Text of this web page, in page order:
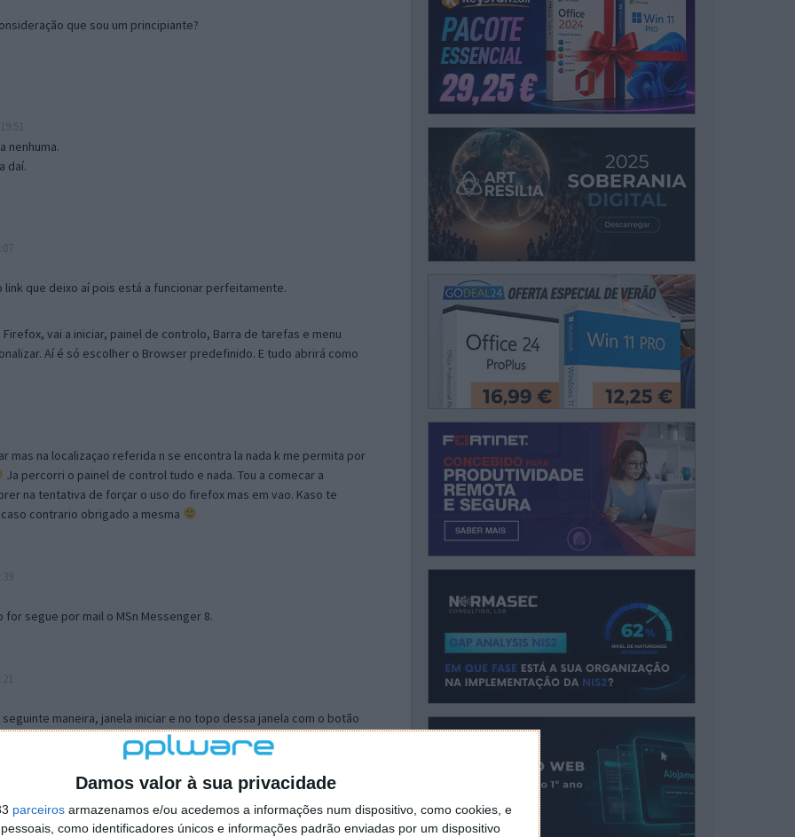
Damos valor à sua privacidade
parceiros armazenamos e/ou acedemos a informações num dispositivo, como cookies, e
como identificadores únicos e informações padrão enviadas por um dispositivo
que sou um principiante?
nenhuma.
daí.
que deixo aí pois está a funcionar perfeitamente.
vai a iniciar, painel de controlo, Barra de tarefas e menu
Aí é só escolher o Browser predefinido. E tudo abrirá como
mas na localizaçao referida n se encontra la nada k me permita por
Ja percorri o painel de control tudo e nada. Tou a comecar a
na tentativa de forçar o uso do firefox mas em vao. Kaso te
contrario obrigado a mesma
for segue por mail o MSn Messenger 8.
maneira, janela iniciar e no topo dessa janela com o botão
separador Menu ‘Iniciar’ clica no botão ‘Personalizar’ aí
escolheres o Browser com que queres navegar e o gestor de
ao teu Firefox e nas ferramentas ou tools escolhes ‘Opções’ ou
e logo perto do fim encontras um local para colocares um visto
é o browser predefinido.